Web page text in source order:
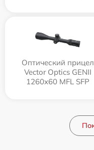
Оптический прицел
Vector Optics GENII
1260x60 MFL SFP